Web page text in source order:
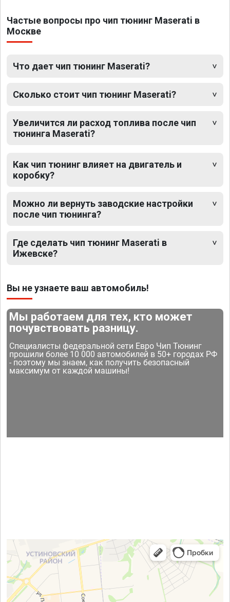
Частые вопросы про чип тюнинг Maserati в
Москве
Что дает чип тюнинг Maserati?
Сколько стоит чип тюнинг Maserati?
Увеличится ли расход топлива после чип
тюнинга Maserati?
Как чип тюнинг влияет на двигатель и
коробку?
Можно ли вернуть заводские настройки
после чип тюнинга?
Где сделать чип тюнинг Maserati в
Ижевске?
Вы не узнаете ваш автомобиль!
Мы работаем для тех, кто может
почувствовать разницу.
Специалисты федеральной сети Евро Чип Тюнинг
прошили более 10 000 автомобилей в 50+ городах РФ
- поэтому мы знаем, как получить безопасный
максимум от каждой машины!